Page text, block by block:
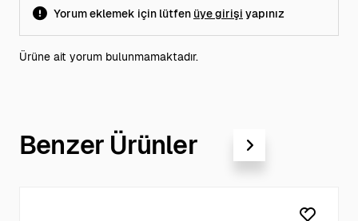
Yorum eklemek için lütfen üye girişi yapınız
Ürüne ait yorum bulunmamaktadır.
Benzer Ürünler